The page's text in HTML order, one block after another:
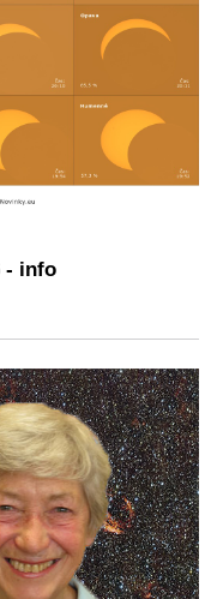
- info